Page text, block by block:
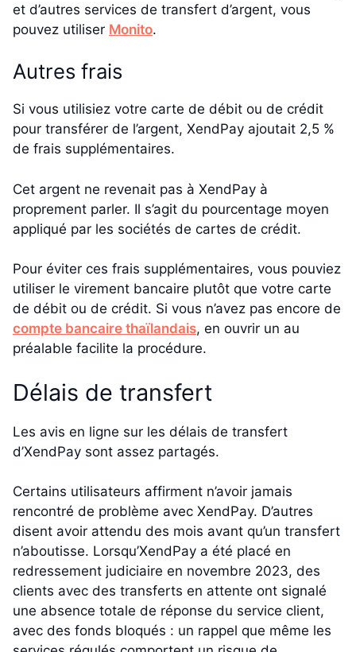
et d’autres services de transfert d’argent, vous
pouvez utiliser Monito.
Autres frais
Si vous utilisiez votre carte de débit ou de crédit
pour transférer de l’argent, XendPay ajoutait 2,5 %
de frais supplémentaires.
Cet argent ne revenait pas à XendPay à
proprement parler. Il s’agit du pourcentage moyen
appliqué par les sociétés de cartes de crédit.
Pour éviter ces frais supplémentaires, vous pouviez
utiliser le virement bancaire plutôt que votre carte
de débit ou de crédit. Si vous n’avez pas encore de
compte bancaire thaïlandais, en ouvrir un au
préalable facilite la procédure.
Délais de transfert
Les avis en ligne sur les délais de transfert
d’XendPay sont assez partagés.
Certains utilisateurs affirment n’avoir jamais
rencontré de problème avec XendPay. D’autres
disent avoir attendu des mois avant qu’un transfert
n’aboutisse. Lorsqu’XendPay a été placé en
redressement judiciaire en novembre 2023, des
clients avec des transferts en attente ont signalé
une absence totale de réponse du service client,
avec des fonds bloqués : un rappel que même les